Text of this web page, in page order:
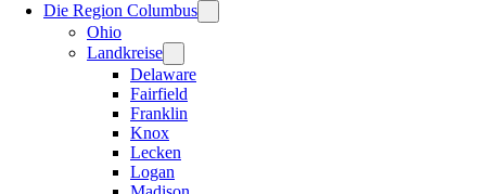
Die Region Columbus
Ohio
Landkreise
Delaware
Fairfield
Franklin
Knox
Lecken
Logan